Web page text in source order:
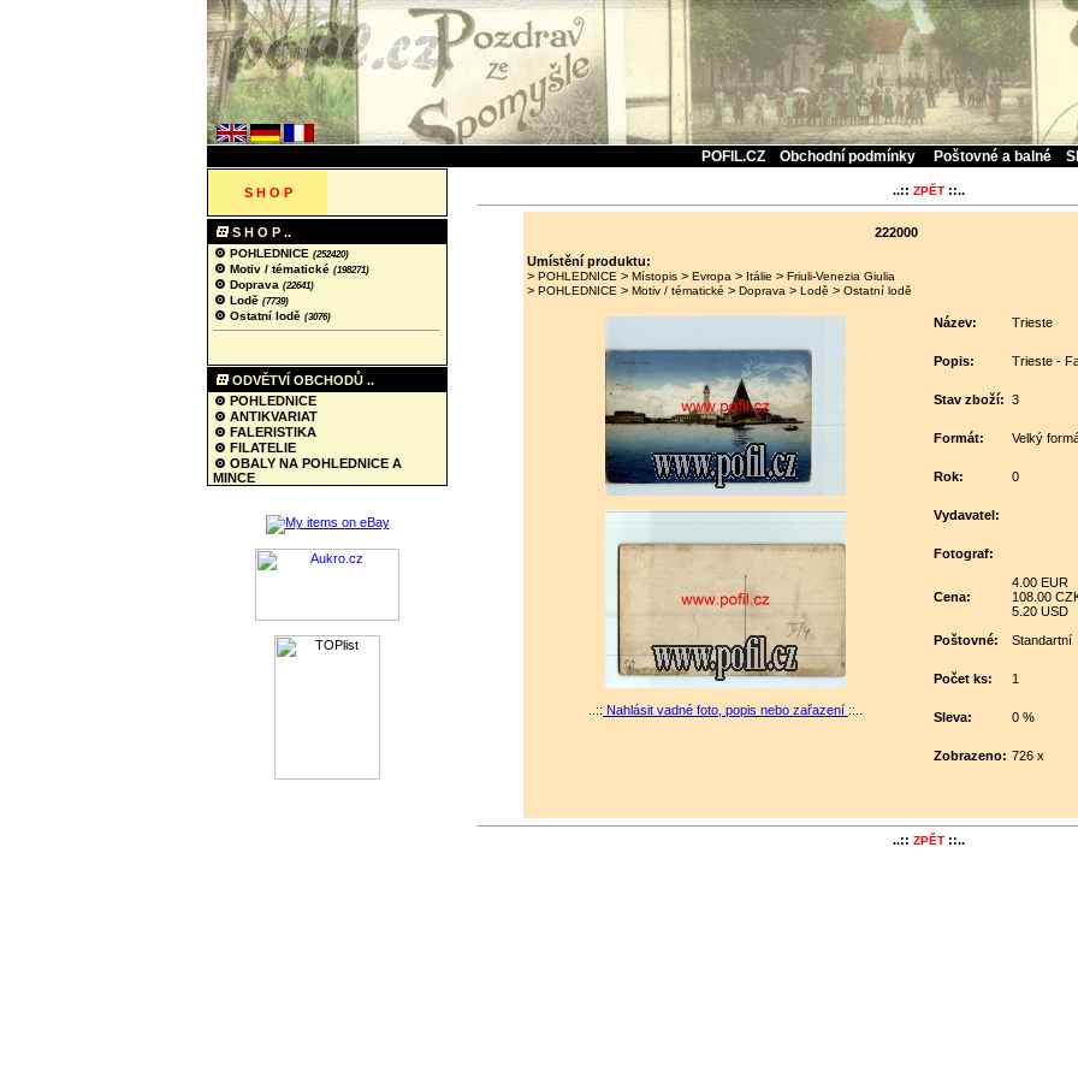
POFIL.CZ Obchodní podmínky Poštovné a balné
S H O P
S H O P ..
POHLEDNICE (252420)
Motiv / tématické (198271)
Doprava (22641)
Lodě (7739)
Ostatní lodě (3076)
ODVĚTVÍ OBCHODŮ ..
POHLEDNICE
ANTIKVARIAT
FALERISTIKA
FILATELIE
OBALY NA POHLEDNICE A
MINCE
..:: ZPĚT ::..
222000
Umístění produktu:
> POHLEDNICE > Místopis> Evropa > Itálie > Friuli-Venezia Giulia
> POHLEDNICE > Motiv / tématické > Doprava > Lodě > Ostatní lodě
..:: Nahlásit vadné foto, popis nebo zařazení ::..
Název: Trieste
Popis: Trieste -
Stav zboží: 3
Formát: Velký
Rok: 0
Vydavatel:
Fotograf:
Cena:
4.00 EUR
108.00
5.20 USD
Poštovné:
Standartní
Počet ks: 1
Sleva: 0 %
Zobrazeno: 726 x
..:: ZPĚT ::..